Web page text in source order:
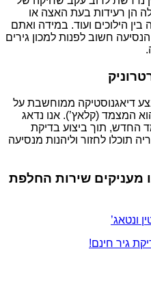
הן רעידות בעת האצה או
הילוכים ועוד. במידה ואתם
חשוב לפנות למכון גירים
דיאגנוסטיקה ממוחשבת על
המצמד (קלאץ’). אנו נדאג
החדש, תוך ביצוע בדיקת
תוכלו לחזור וליהנות מנסיעה
מעניקים שירות החלפת
ונטאג’
גיר חינם!